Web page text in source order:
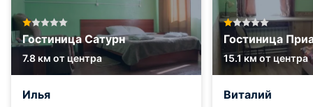
Гостиница Сатурн
7.8 км от центра
Илья
Гостиница
15.1 км от центра
Виталий